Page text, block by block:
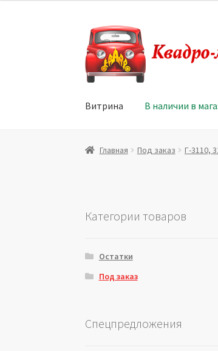
Перейти
к
навигации
Перейти
к
содержимому
Витрина В наличии в
Главная Витрина Мой аккаунт
Главная Под заказ Г-3110,
Категории товаров
Остатки
Под заказ
Спецпредложения